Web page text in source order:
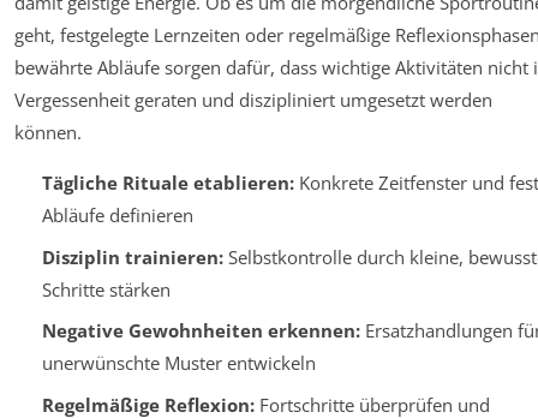
geht, festgelegte Lernzeiten oder regelmäßige
bewährte Abläufe sorgen dafür, dass wichtige Aktivitäten nicht
Vergessenheit geraten und diszipliniert umgesetzt werden
können.
Tägliche Rituale etablieren:Konkrete Zeitfenster und
Abläufe definieren
Disziplin trainieren:Selbstkontrolle durch kleine,
Schritte stärken
Negative Gewohnheiten erkennen:Ersatzhandlungen
unerwünschte Muster entwickeln
Regelmäßige Reflexion:Fortschritte überprüfen und